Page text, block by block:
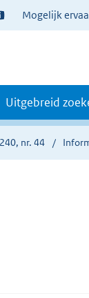
Mogelijk
Uitgebreid
nr. 44